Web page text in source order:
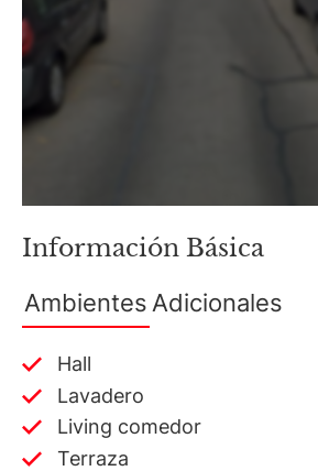
Información Básica
Ambientes Adicionales
Hall
Lavadero
Living comedor
Terraza